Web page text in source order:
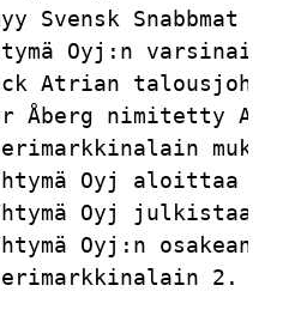
Svensk
Oyj:n
Back
Åberg
Yhtymä
Oyj:n
2.